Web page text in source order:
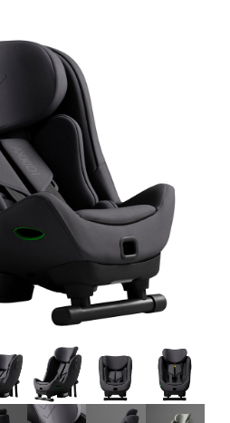
og spill
& Pappa
& seng
om gaver
favoritter
Outlet
Veiledning